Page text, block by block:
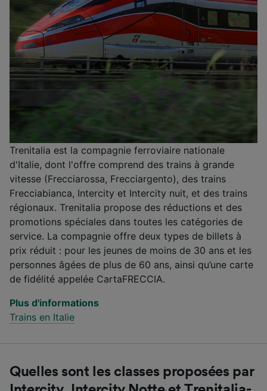
Trenitalia est la compagnie ferroviaire nationale
d'Italie, dont l'offre comprend des trains à grande
vitesse (Frecciarossa, Frecciargento), des trains
Frecciabianca, Intercity et Intercity nuit, et des trains
régionaux. Trenitalia propose des réductions et des
promotions spéciales dans toutes les catégories de
service. La compagnie offre deux types de billets à
prix réduit : pour les jeunes de moins de 30 ans et les
personnes âgées de plus de 60 ans, ainsi qu’une carte
de fidélité appelée CartaFRECCIA.
Plus d'informations
Trains en Italie
Quelles sont les classes proposées par